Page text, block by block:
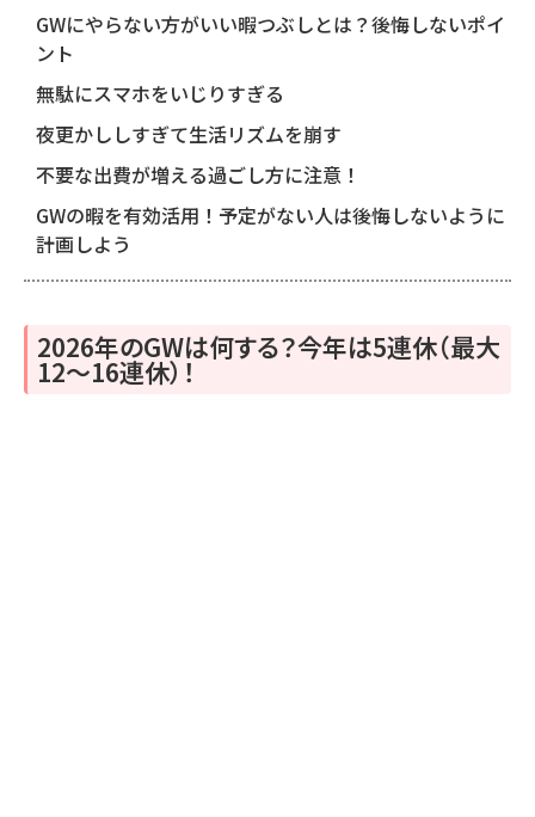
GWにやらない方がいい暇つぶしとは？後悔しないポイ
ント
無駄にスマホをいじりすぎる
夜更かししすぎて生活リズムを崩す
不要な出費が増える過ごし方に注意！
GWの暇を有効活用！予定がない人は後悔しないように
計画しよう
2026年のGWは何する？今年は5連休（最大
12〜16連休）！